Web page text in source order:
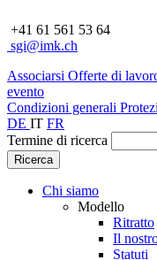
+41 61 561 53 64
sgi@imk.ch
Associarsi Offerte di
evento
Condizioni generali
DE IT FR
Termine di ricerca
Chi siamo
Modello
Ritratto
Il
Statuti